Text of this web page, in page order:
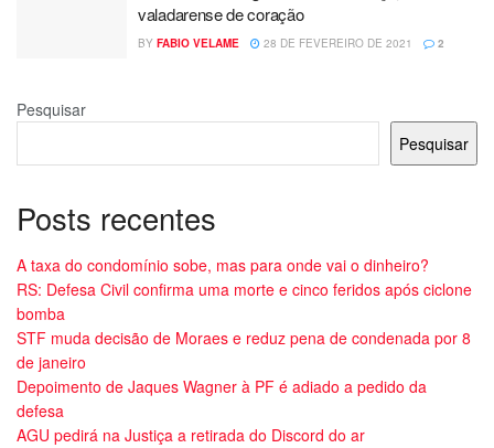
valadarense de coração
BY FABIO VELAME 28 DE FEVEREIRO DE 2021 2
Pesquisar
Pesquisar
Posts recentes
A taxa do condomínio sobe, mas para onde vai o dinheiro?
RS: Defesa Civil confirma uma morte e cinco feridos após ciclone
bomba
STF muda decisão de Moraes e reduz pena de condenada por 8
de janeiro
Depoimento de Jaques Wagner à PF é adiado a pedido da
defesa
AGU pedirá na Justiça a retirada do Discord do ar